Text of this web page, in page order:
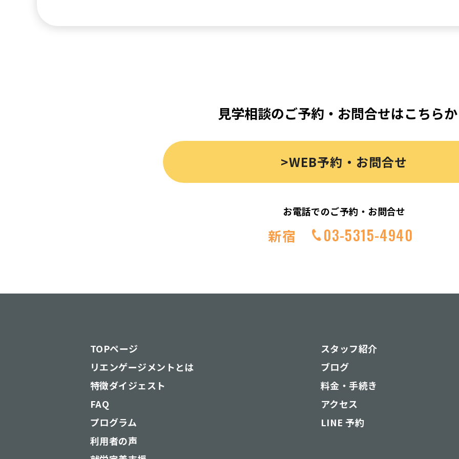
見学相談のご予約・お問合せはこちら
>WEB予約・お問合せ
お電話でのご予約・お問合せ
新宿 03-5315-4940
TOPページ
リエンゲージメントとは
特徴ダイジェスト
FAQ
プログラム
利用者の声
スタッフ紹介
ブログ
料金・手続き
アクセス
LINE 予約